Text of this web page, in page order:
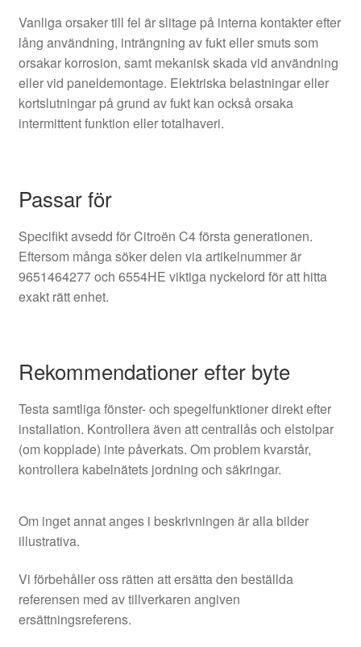
Vanliga orsaker till fel är slitage på interna kontakter efter
lång användning, inträngning av fukt eller smuts som
orsakar korrosion, samt mekanisk skada vid användning
eller vid paneldemontage. Elektriska belastningar eller
kortslutningar på grund av fukt kan också orsaka
intermittent funktion eller totalhaveri.
Passar för
Specifikt avsedd för Citroën C4 första generationen.
Eftersom många söker delen via artikelnummer är
9651464277 och 6554HE viktiga nyckelord för att hitta
exakt rätt enhet.
Rekommendationer efter byte
Testa samtliga fönster- och spegelfunktioner direkt efter
installation. Kontrollera även att centrallås och elstolpar
(om kopplade) inte påverkats. Om problem kvarstår,
kontrollera kabelnätets jordning och säkringar.
Om inget annat anges i beskrivningen är alla bilder
illustrativa.
Vi förbehåller oss rätten att ersätta den beställda
referensen med av tillverkaren angiven
ersättningsreferens.